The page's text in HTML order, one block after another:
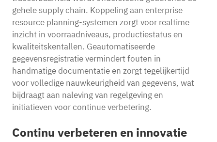
gehele supply chain. Koppeling aan enterprise
resource planning-systemen zorgt voor realtime
inzicht in voorraadniveaus, productiestatus en
kwaliteitskentallen. Geautomatiseerde
gegevensregistratie vermindert fouten in
handmatige documentatie en zorgt tegelijkertijd
voor volledige nauwkeurigheid van gegevens, wat
bijdraagt aan naleving van regelgeving en
initiatieven voor continue verbetering.
Continu verbeteren en innovatie